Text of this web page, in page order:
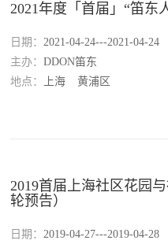
2021年度「首届」“笛东
日期：2021-04-24---2021-04-24
主办：DDON笛东
地点：
上海
黄浦区
2019首届上海社区花园
轮预告）
日期：2019-04-27---2019-04-28